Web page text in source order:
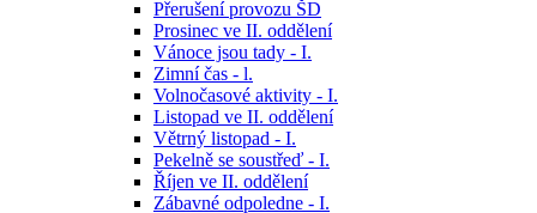
Přerušení provozu ŠD
Prosinec ve II. oddělení
Vánoce jsou tady - I.
Zimní čas - l.
Volnočasové aktivity - I.
Listopad ve II. oddělení
Větrný listopad - I.
Pekelně se soustřeď - I.
Říjen ve II. oddělení
Zábavné odpoledne - I.